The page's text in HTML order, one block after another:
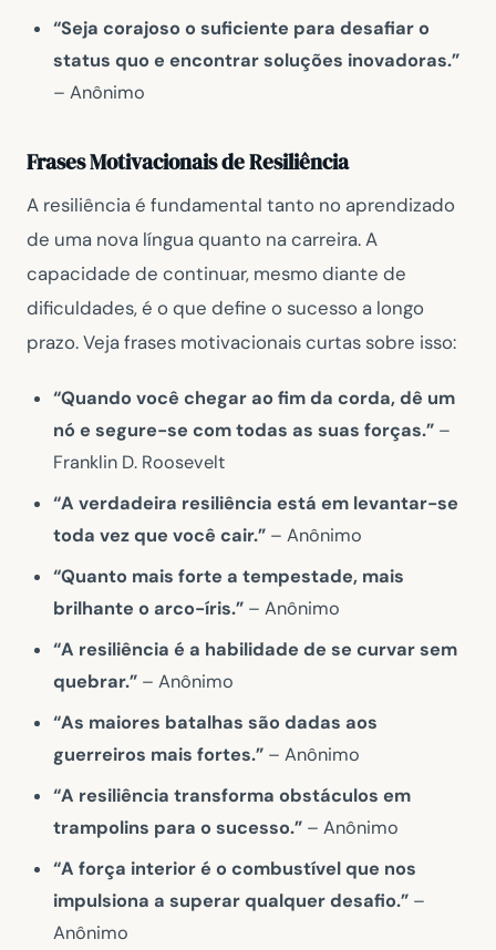
“Seja corajoso o suficiente para desafiar o
status quo e encontrar soluções inovadoras.”
– Anônimo
Frases Motivacionais de Resiliência
A resiliência é fundamental tanto no aprendizado
de uma nova língua quanto na carreira. A
capacidade de continuar, mesmo diante de
dificuldades, é o que define o sucesso a longo
prazo. Veja frases motivacionais curtas sobre isso:
“Quando você chegar ao fim da corda, dê um
nó e segure-se com todas as suas forças.” –
Franklin D. Roosevelt
“A verdadeira resiliência está em levantar-se
toda vez que você cair.” – Anônimo
“Quanto mais forte a tempestade, mais
brilhante o arco-íris.” – Anônimo
“A resiliência é a habilidade de se curvar sem
quebrar.” – Anônimo
“As maiores batalhas são dadas aos
guerreiros mais fortes.” – Anônimo
“A resiliência transforma obstáculos em
trampolins para o sucesso.” – Anônimo
“A força interior é o combustível que nos
impulsiona a superar qualquer desafio.” –
Anônimo